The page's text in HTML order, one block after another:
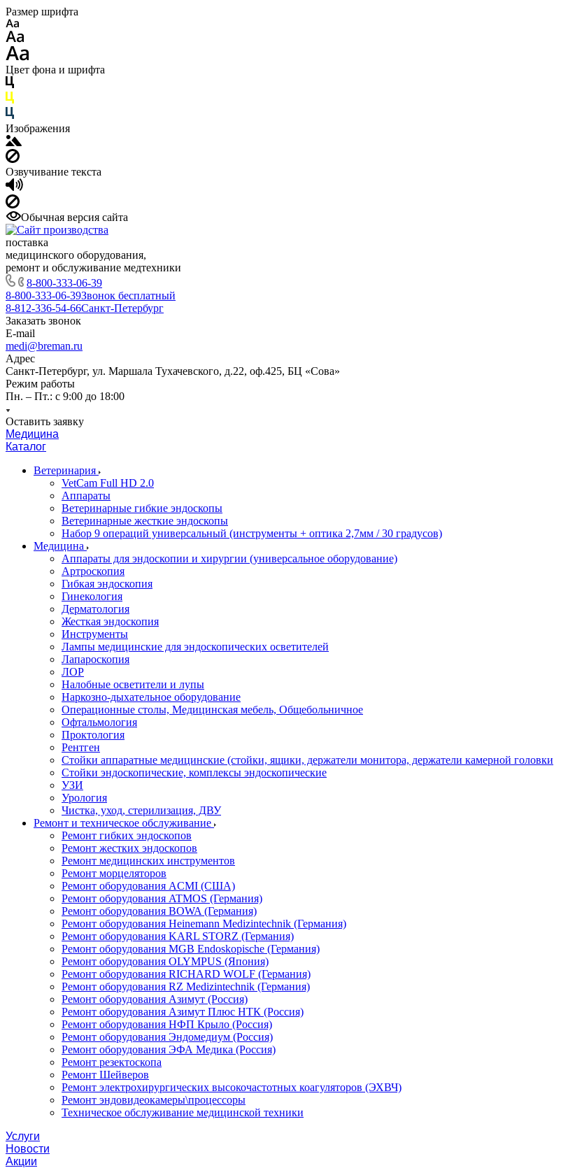
Размер шрифта
Цвет фона и шрифта
Изображения
Озвучивание текста
Обычная версия сайта
поставка
медицинского оборудования,
ремонт и обслуживание медтехники
8-800-333-06-39
8-800-333-06-39Звонок бесплатный
8-812-336-54-66Санкт-Петербург
Заказать звонок
E-mail
medi@breman.ru
Адрес
Санкт-Петербург, ул. Маршала Тухачевского, д.22, оф.425, БЦ «Сова»
Режим работы
Пн. – Пт.: с 9:00 до 18:00
Оставить заявку
Медицина
Каталог
Ветеринария
VetCam Full HD 2.0
Аппараты
Ветеринарные гибкие эндоскопы
Ветеринарные жесткие эндоскопы
Набор 9 операций универсальный (инструменты + оптика 2,7мм / 30 градусов)
Медицина
Аппараты для эндоскопии и хирургии (универсальное оборудование)
Артроскопия
Гибкая эндоскопия
Гинекология
Дерматология
Жесткая эндоскопия
Инструменты
Лампы медицинские для эндоскопических осветителей
Лапароскопия
ЛОР
Налобные осветители и лупы
Наркозно-дыхательное оборудование
Операционные столы, Медицинская мебель, Общебольничное
Офтальмология
Проктология
Рентген
Стойки аппаратные медицинские (стойки, ящики, держатели монитора, держатели камерной головки
Стойки эндоскопические, комплексы эндоскопические
УЗИ
Урология
Чистка, уход, стерилизация, ДВУ
Ремонт и техническое обслуживание
Ремонт гибких эндоскопов
Ремонт жестких эндоскопов
Ремонт медицинских инструментов
Ремонт морцеляторов
Ремонт оборудования ACMI (США)
Ремонт оборудования ATMOS (Германия)
Ремонт оборудования BOWA (Германия)
Ремонт оборудования Heinemann Medizintechnik (Германия)
Ремонт оборудования KARL STORZ (Германия)
Ремонт оборудования MGB Endoskopische (Германия)
Ремонт оборудования OLYMPUS (Япония)
Ремонт оборудования RICHARD WOLF (Германия)
Ремонт оборудования RZ Medizintechnik (Германия)
Ремонт оборудования Азимут (Россия)
Ремонт оборудования Азимут Плюс НТК (Россия)
Ремонт оборудования НФП Крыло (Россия)
Ремонт оборудования Эндомедиум (Россия)
Ремонт оборудования ЭФА Медика (Россия)
Ремонт резектоскопа
Ремонт Шейверов
Ремонт электрохирургических высокочастотных коагуляторов (ЭХВЧ)
Ремонт эндовидеокамеры\процессоры
Техническое обслуживание медицинской техники
Услуги
Новости
Акции